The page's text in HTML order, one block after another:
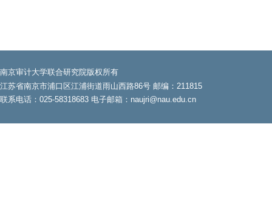
南京审计大学联合研究院版权所有
江苏省南京市浦口区江浦街道雨山西路86号 邮编：211815
联系电话：025-58318683 电子邮箱：naujri@nau.edu.cn